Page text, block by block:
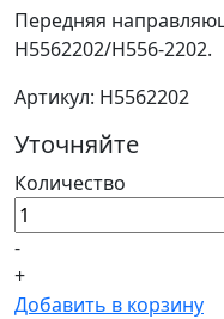
Передняя
H5562202/H556-2202.
Артикул: H5562202
Уточняйте
Количество
-
+
Добавить в корзину